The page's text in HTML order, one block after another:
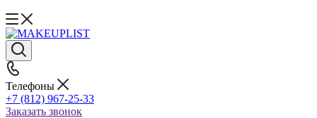
Телефоны
+7 (812) 967-25-33
Заказать звонок